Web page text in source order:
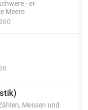
- er
Meere
Messen und